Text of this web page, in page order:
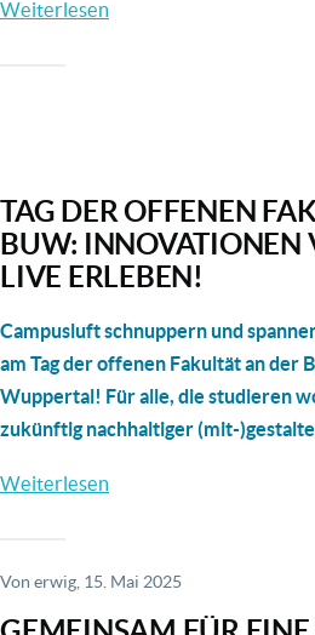
Weiterlesen
Antrieben
TAG DER OFFENEN
BUW: INNOVATIONEN
LIVE ERLEBEN!
Campusluft schnuppern und
am Tag der offenen Fakultät an der
Wuppertal! Für alle, die studieren
zukünftig nachhaltiger (mit-
Weiterlesen
offenen
Fakultät
Von erwig , 15. Mai 2025